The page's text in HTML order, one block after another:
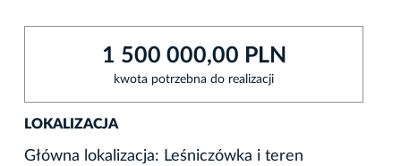
1 500 000,00 PLN
kwota potrzebna do realizacji
LOKALIZACJA
Główna lokalizacja: Leśniczówka i teren